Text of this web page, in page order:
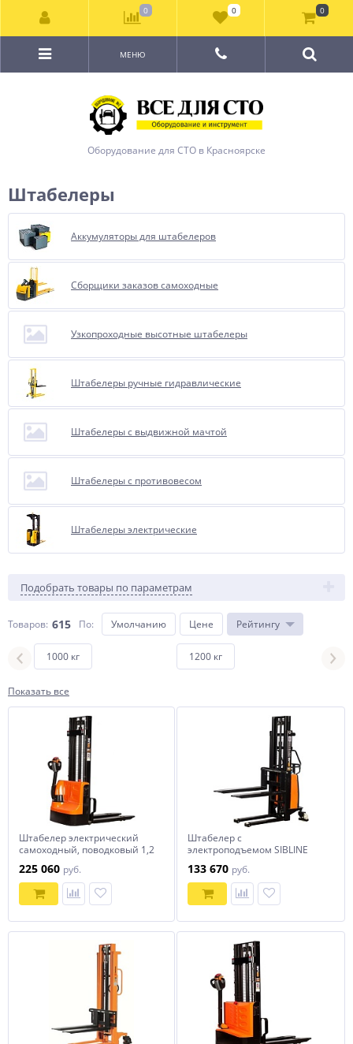
Оборудование для СТО в Красноярске
МЕНЮ
Штабелеры
Аккумуляторы для штабелеров
Сборщики заказов самоходные
Узкопроходные высотные штабелеры
Штабелеры ручные гидравлические
Штабелеры с выдвижной мачтой
Штабелеры с противовесом
Штабелеры электрические
Подобрать товары по параметрам
Товаров: 615 По: Умолчанию Цене Рейтингу
1000 кг 1200 кг
Показать все
Штабелер электрический
самоходный, поводковый 1,2
Ion, CL1235J SIBLINE
225 060 руб.
Штабелер с
электроподъемом SIBLINE
133 670 руб.
0 0 0